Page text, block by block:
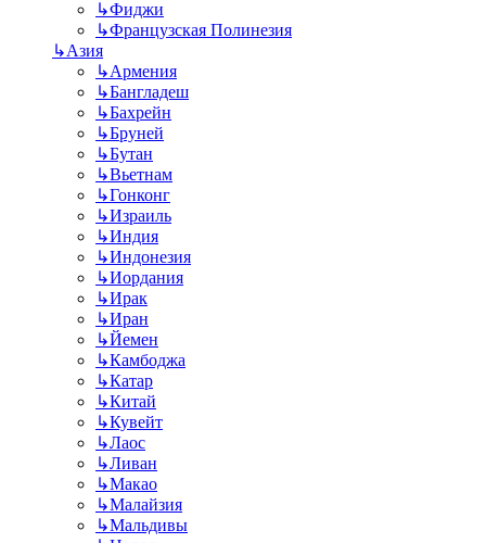
↳Фиджи
↳Французская Полинезия
↳Азия
↳Армения
↳Бангладеш
↳Бахрейн
↳Бруней
↳Бутан
↳Вьетнам
↳Гонконг
↳Израиль
↳Индия
↳Индонезия
↳Иордания
↳Ирак
↳Иран
↳Йемен
↳Камбоджа
↳Катар
↳Китай
↳Кувейт
↳Лаос
↳Ливан
↳Макао
↳Малайзия
↳Мальдивы